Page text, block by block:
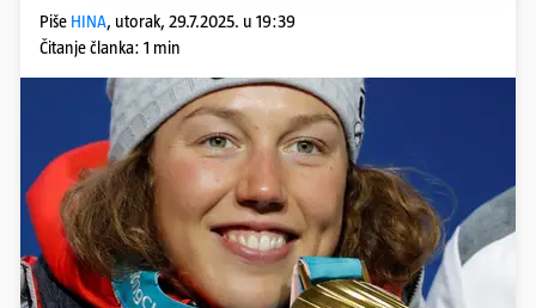
Piše HINA, utorak, 29.7.2025. u 19:39
Čitanje članka: 1 min